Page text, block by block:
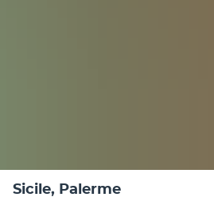
Sicile, Palerme